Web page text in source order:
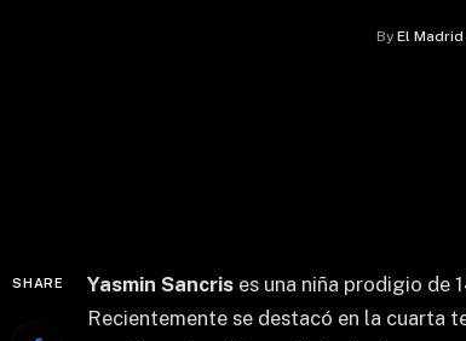
By El Madrid
SHARE Yasmin Sancris es una niña prodigio de
Recientemente se destacó en la cuarta